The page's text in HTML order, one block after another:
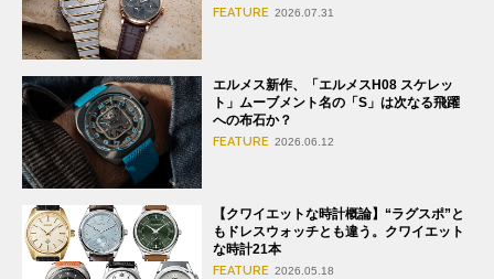
FEATURE 2026.07.31
エルメス新作、「エルメスH08 スケレッ
ト」ムーブメント名の「S」は次なる飛躍
への布石か？
FEATURE 2026.06.12
【クワイエットな時計概論】“ラグスポ”と
もドレスウォッチとも違う。クワイエット
な時計21本
FEATURE 2026.05.18